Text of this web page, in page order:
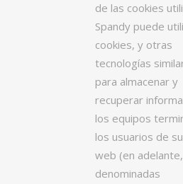
de las cookies
Spandy puede
cookies, y otras
tecnologías
para almacenar y
recuperar
los equipos
los usuarios de
web (en adelante,
denominadas